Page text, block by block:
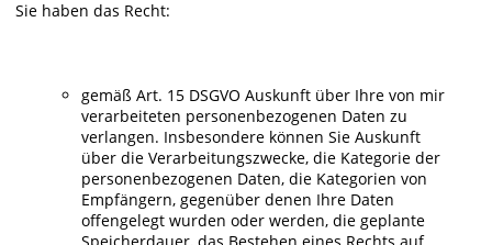
Sie haben das Recht:
gemäß Art. 15 DSGVO Auskunft über Ihre von mir
verarbeiteten personenbezogenen Daten zu
verlangen. Insbesondere können Sie Auskunft
über die Verarbeitungszwecke, die Kategorie der
personenbezogenen Daten, die Kategorien von
Empfängern, gegenüber denen Ihre Daten
offengelegt wurden oder werden, die geplante